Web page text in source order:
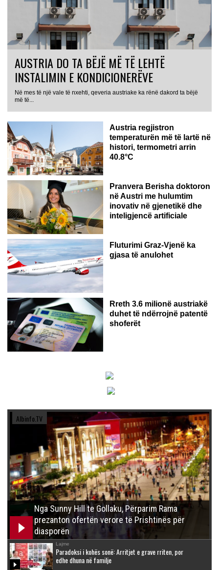
AUSTRIA DO TA BËJË MË TË LEHTË
INSTALIMIN E KONDICIONERËVE
Në mes të një vale të nxehti, qeveria austriake ka rënë dakord ta bëjë
më të...
Austria regjistron
temperaturën më të lartë në
histori, termometri arrin
40.8°C
AUSTRI
Pranvera Berisha doktoron
në Austri me hulumtim
inovativ në gjenetikë dhe
inteligjencë artificiale
Fluturimi Graz-Vjenë ka
gjasa të anulohet
Rreth 3.6 milionë austriakë
duhet të ndërrojnë patentë
shoferët
Albinfo.TV
Nga Sunny Hill te Gollaku, Përparim Rama
prezanton ofertën verore të Prishtinës për
diasporën
Lajme
Paradoksi i kohës sonë: Arritjet e grave rriten, por
edhe dhuna në familje